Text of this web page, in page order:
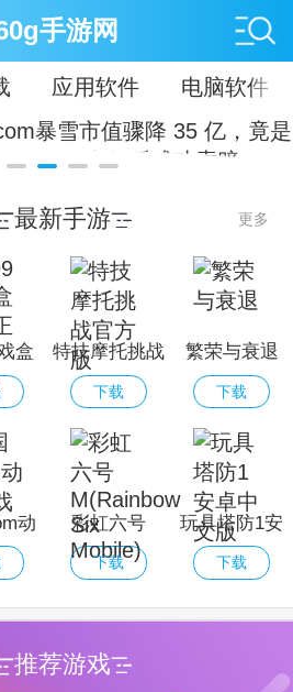
手游网
应用软件 电脑软件
最新手游 更多
盒
版
特技摩托挑战
官方版
下载
繁荣与衰退
下载
动
彩虹六号
M(Rainbow
下载
玩具塔防1安
卓中文版
下载
推荐游戏